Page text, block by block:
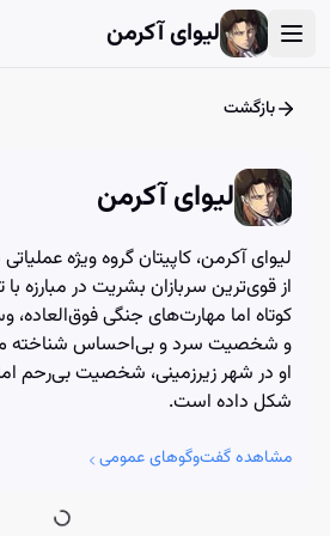
لیوای آکرمن
بازگشت
لیوای آکرمن
لیوای آکرمن، کاپیتان گروه ویژه
از قوی‌ترین سربازان بشریت در مبارزه
کوتاه اما مهارت‌های جنگی
و شخصیت سرد و بی‌احساس شناخته
او در شهر زیرزمینی، شخصیت بی‌رحم
شکل داده است.
مشاهده گفت‌وگوهای عمومی